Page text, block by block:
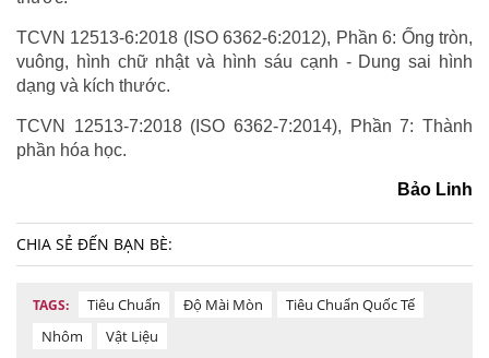
TCVN 12513-6:2018 (ISO 6362-6:2012), Phần 6: Ống tròn,
vuông, hình chữ nhật và hình sáu cạnh - Dung sai hình
dạng và kích thước.
TCVN 12513-7:2018 (ISO 6362-7:2014), Phần 7: Thành
phần hóa học.
Bảo Linh
CHIA SẺ ĐẾN BẠN BÈ:
TAGS: Tiêu Chuẩn Độ Mài Mòn
Tiêu Chuẩn Quốc Tế
Nhôm
Vật Liệu